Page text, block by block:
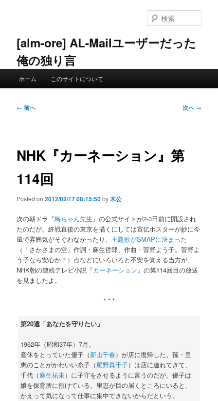
ン
へ
[alm-ore] AL-Mailユーザーだった
俺の独り言
索
ホーム このサイトについて
投
ー
ョ
← 前へ 次へ→
NHK『カーネーション』第
114回
Posted on2012/02/17 08:15:50by木公
次の朝ドラ『梅ちゃん先生』の公式サイトが2-3日前に開設され
たのだが、終戦直後の東京を描くにしては宣伝ポスターが妙に今
風で雰囲気がそぐわなかったり、 主題歌がSMAPに決まった
（「さかさまの空」作詞・麻生哲郎、作曲・菅野よう子。菅野よ
う子なら安心か？）点などにいろいろと不安を覚える当方が、
NHK朝の連続テレビ小説『カーネーション』の第114回目の放送
を見ましたよ。
* * *
第20週「あなたを守りたい」
1962年（昭和37年）7月。
産休をとっていた優子（新山千春）が店に復帰した。孫・里
恵のことがかわいい糸子（尾野真千子）は店に連れてきて、
千代（麻生祐未）に子守をさせるように言うのだが、優子は
娘を保育所に預けている。里恵が目の届くところにいると、
かえって気になって仕事に集中できないからだという。